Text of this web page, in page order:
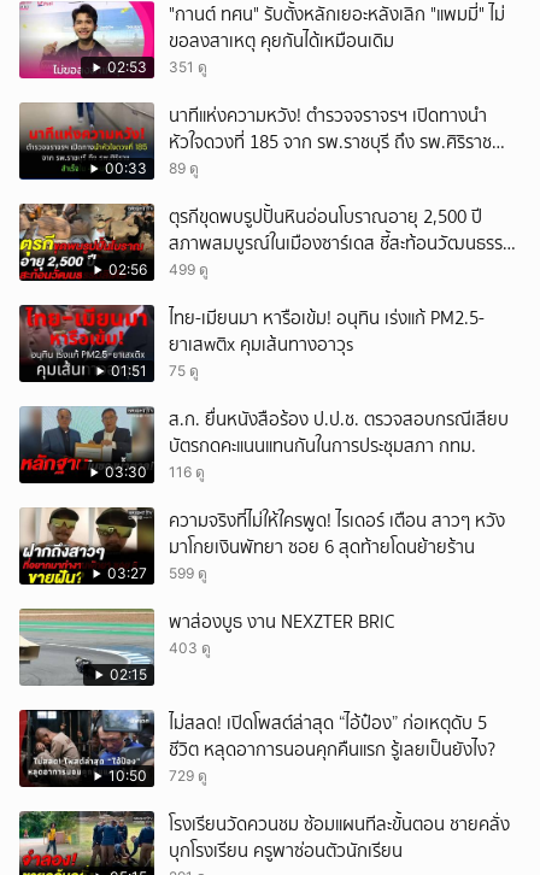
02:53
"กานต์ ทศน" รับตั้งหลักเยอะหลังเลิก "แพมมี่" ไม่
ขอลงสาเหตุ คุยกันได้เหมือนเดิม
351 ดู
00:33
นาทีแห่งความหวัง! ตำรวจจราจรฯ เปิดทางนำ
หัวใจดวงที่ 185 จาก รพ.ราชบุรี ถึง รพ.ศิริราช
สำเร็จใน 48 นาที
89 ดู
02:56
ตุรกีขุดพบรูปปั้นหินอ่อนโบราณอายุ 2,500 ปี
สภาพสมบูรณ์ในเมืองซาร์เดส ชี้สะท้อนวัฒนธรรม
ลิเดีย
499 ดู
01:51
ไทย-เมียนมา หารือเข้ม! อนุทิน เร่งแก้ PM2.5-
ยาเสwติx คุมเส้นทางอาวุs
75 ดู
03:30
ส.ก. ยื่นหนังสือร้อง ป.ป.ช. ตรวจสอบกรณีเสียบ
บัตรกดคะแนนแทนกันในการประชุมสภา กทม.
116 ดู
03:27
ความจริงที่ไม่ให้ใครพูด! ไรเดอร์ เตือน สาวๆ หวัง
มาโกยเงินพัทยา ซอย 6 สุดท้ายโดนย้ายร้าน
599 ดู
02:15
พาส่องบูธ งาน NEXZTER BRIC
403 ดู
10:50
ไม่สลด! เปิดโพสต์ล่าสุด “ไอ้ป๋อง” ก่อเหตุดับ 5
ชีวิต หลุดอาการนอนคุกคืนแรก รู้เลยเป็นยังไง?
729 ดู
โรงเรียนวัดควนชม ซ้อมแผนทีละขั้นตอน ชายคลั่ง
บุกโรงเรียน ครูพาซ่อนตัวนักเรียน